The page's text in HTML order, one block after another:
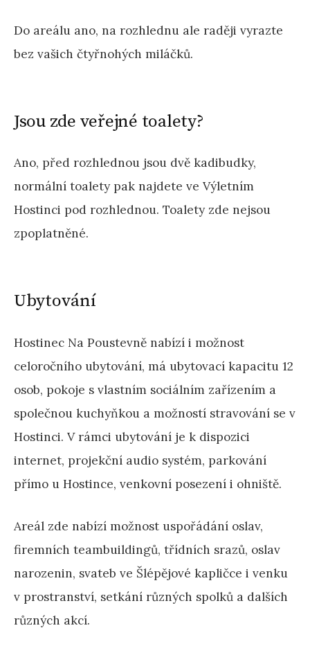
Do areálu ano, na rozhlednu ale raději vyrazte
bez vašich čtyřnohých miláčků.
Jsou zde veřejné toalety?
Ano, před rozhlednou jsou dvě kadibudky,
normální toalety pak najdete ve Výletním
Hostinci pod rozhlednou. Toalety zde nejsou
zpoplatněné.
Ubytování
Hostinec Na Poustevně nabízí i možnost
celoročního ubytování, má ubytovací kapacitu 12
osob, pokoje s vlastním sociálním zařízením a
společnou kuchyňkou a možností stravování se v
Hostinci. V rámci ubytování je k dispozici
internet, projekční audio systém, parkování
přímo u Hostince, venkovní posezení i ohniště.
Areál zde nabízí možnost uspořádání oslav,
firemních teambuildingů, třídních srazů, oslav
narozenin, svateb ve Šlépějové kapličce i venku
v prostranství, setkání různých spolků a dalších
různých akcí.